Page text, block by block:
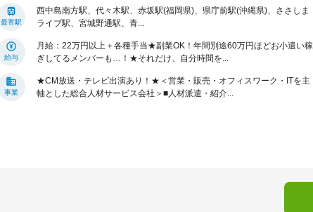
最寄駅
西中島南方駅、代々木駅、赤坂駅(福岡県)、県庁前駅(沖縄県)、ささしま
ライブ駅、宮城野通駅、青...
給与
月給：22万円以上＋各種手当★副業OK！年間別途60万円ほどお小遣い稼
ぎしてるメンバーも…！★それだけ、自分時間を...
事業
★CM放送・テレビ出演あり！★＜営業・販売・オフィスワーク・ITを主
軸とした総合人材サービス会社＞■人材派遣・紹介...